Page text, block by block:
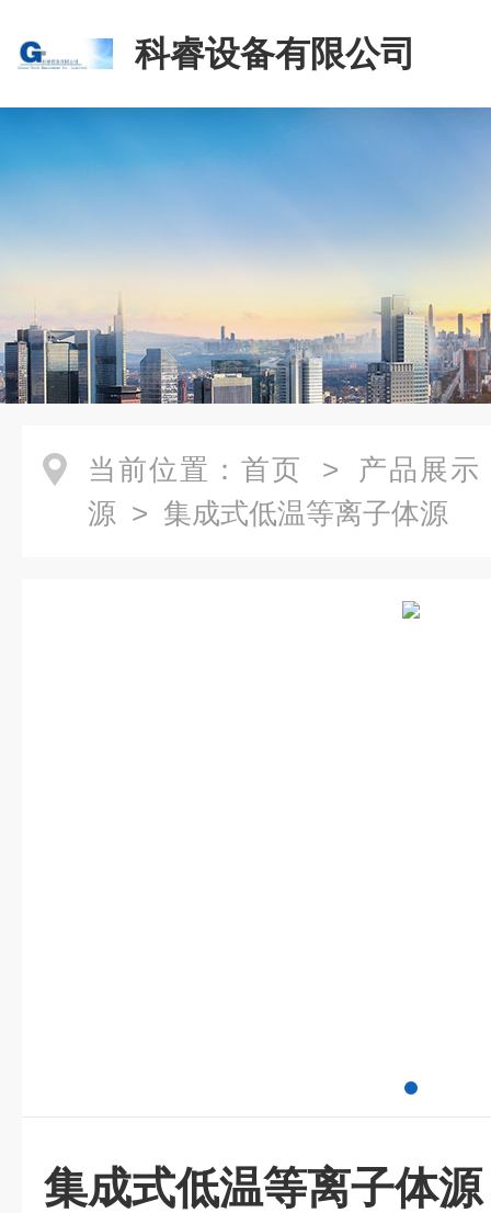
科睿设备有限公司
当前位置： 首页 > 产品展示
源 > 集成式低温等离子体源
集成式低温等离子体源